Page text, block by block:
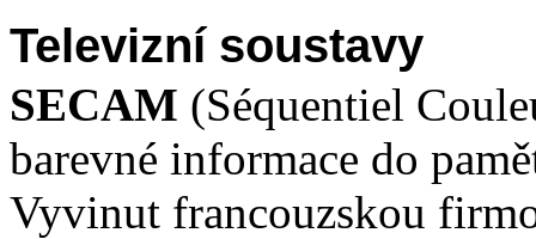
Televizní soustavy
SECAM (Séquentiel
barevné informace do
Vyvinut francouzskou